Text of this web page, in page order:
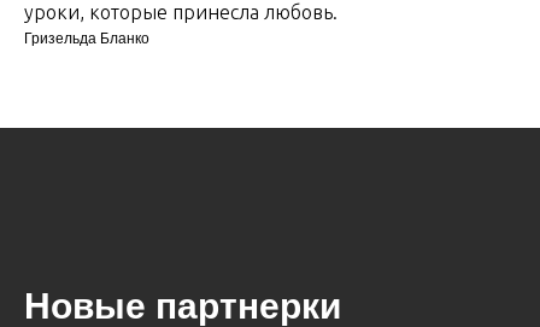
уроки, которые принесла любовь.
Гризельда Бланко
Новые партнерки